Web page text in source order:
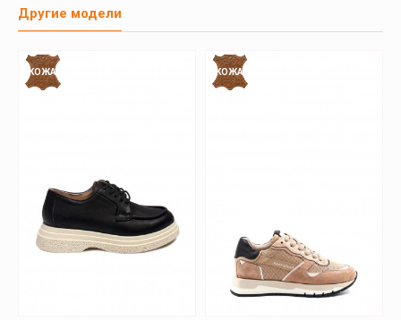
Другие модели
КОЖА КОЖА